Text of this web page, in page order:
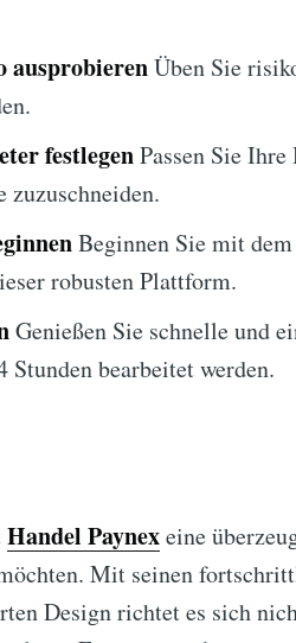
ausprobierenÜben Sie
festlegenPassen Sie
zuzuschneiden.
Beginnen Sie mit
robusten Plattform.
Genießen Sie schnelle und
Stunden bearbeitet werden.
Handel Paynexeine
Mit seinen
Design richtet es sich